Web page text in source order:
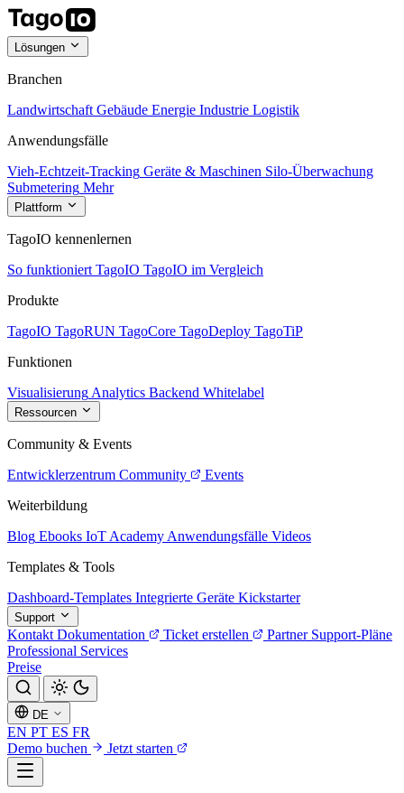
Lösungen
Branchen
Landwirtschaft Gebäude Energie Industrie Logistik
Anwendungsfälle
Vieh-Echtzeit-Tracking Geräte & Maschinen Silo-Überwachung
Submetering Mehr
Plattform
TagoIO kennenlernen
So funktioniert TagoIO TagoIO im Vergleich
Produkte
TagoIO TagoRUN TagoCore TagoDeploy TagoTiP
Funktionen
Visualisierung Analytics Backend Whitelabel
Ressourcen
Community & Events
Entwicklerzentrum Community
Events
Weiterbildung
Blog Ebooks IoT Academy Anwendungsfälle Videos
Templates & Tools
Dashboard-Templates Integrierte Geräte Kickstarter
Support
Kontakt Dokumentation Ticket erstellen Partner Support-Pläne
Professional Services
Preise
DE
EN PT ES FR
Demo buchen
Jetzt starten